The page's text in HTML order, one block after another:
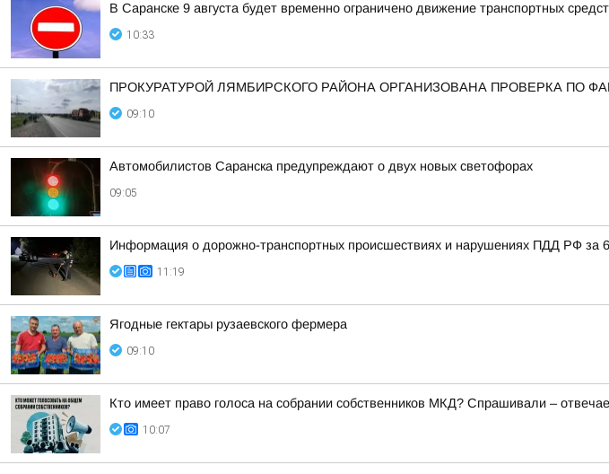
В Саранске 9 августа будет временно ограничено движение транспортных
10:33
ПРОКУРАТУРОЙ ЛЯМБИРСКОГО РАЙОНА ОРГАНИЗОВАНА ПРОВЕРКА ПО
09:10
Автомобилистов Саранска предупреждают о двух новых светофорах
09:05
Информация о дорожно-транспортных происшествиях и нарушениях ПДД РФ за 6
11:19
Ягодные гектары рузаевского фермера
09:10
Кто имеет право голоса на собрании собственников МКД? Спрашивали –
10:07